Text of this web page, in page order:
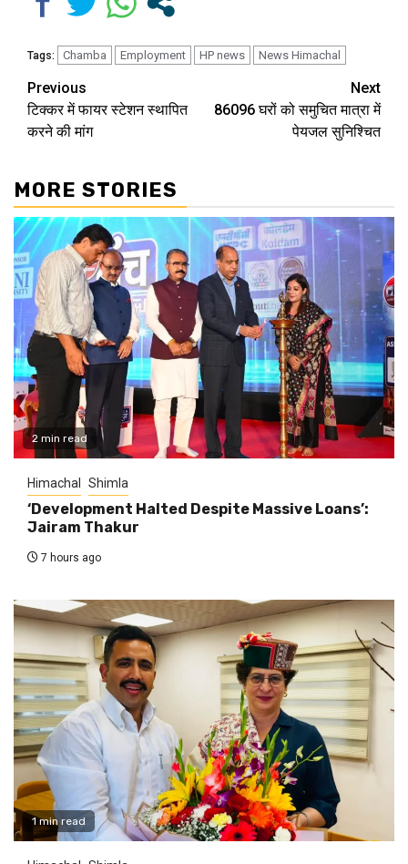
Tags: Chamba Employment HP news News Himachal
Continue
Reading
Previous
टिक्कर में फायर स्टेशन स्थापित
करने की मांग
Next
86096 घरों को समुचित मात्रा में
पेयजल सुनिश्चित
MORE STORIES
2 min read
Himachal Shimla
‘Development Halted Despite Massive Loans’:
Jairam Thakur
7 hours ago
1 min read